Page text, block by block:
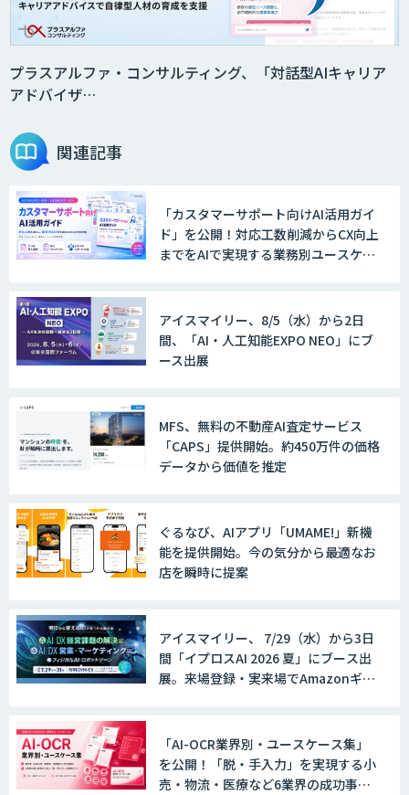
プラスアルファ・コンサルティング、「対話型AIキャリア
アドバイザ…
関連記事
「カスタマーサポート向けAI活用ガイ
ド」を公開！対応工数削減からCX向上
までをAIで実現する業務別ユースケー
アイスマイリー、8/5（水）から2日
間、「AI・人工知能EXPO NEO」にブ
ース出展
MFS、無料の不動産AI査定サービス
「CAPS」提供開始。約450万件の価格
データから価値を推定
ぐるなび、AIアプリ「UMAME!」新機
能を提供開始。今の気分から最適なお
店を瞬時に提案
アイスマイリー、 7/29（水）から3日
間「イプロスAI 2026 夏」にブース出
展。来場登録・実来場でAmazonギフ
「AI-OCR業界別・ユースケース集」
を公開！「脱・手入力」を実現する小
売・物流・医療など6業界の成功事例